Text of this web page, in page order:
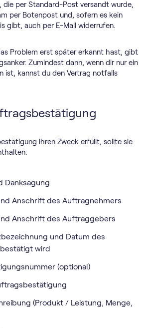
per Standard-Post versandt wurde,
per Botenpost und, sofern es kein
gibt, auch per E-Mail widerrufen.
Problem erst später erkannt hast, gibt
Zumindest dann, wenn dir nur ein
ist, kannst du den Vertrag notfalls
ihren Zweck erfüllt, sollte sie
Danksagung
Anschrift des Auftragnehmers
Anschrift des Auftraggebers
und Datum des
wird
(optional)
(Produkt / Leistung, Menge,